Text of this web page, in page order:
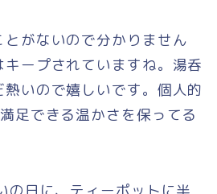
がないので分かりません
ープされていますね。湯呑
いので嬉しいです。個人的
足できる温かさを保ってる